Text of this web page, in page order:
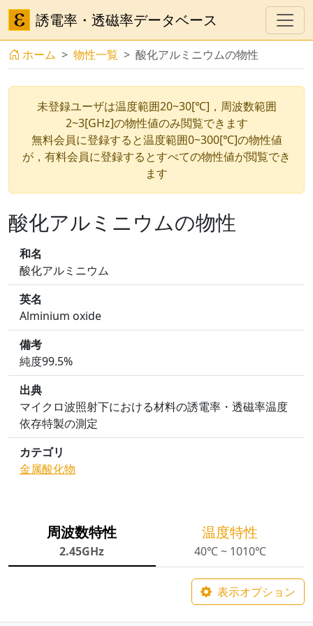
誘電率・透磁率データベース
ホーム 物性一覧 酸化アルミニウムの物性
未登録ユーザは温度範囲20~30[℃]，周波数範囲
2~3[GHz]の物性値のみ閲覧できます
無料会員に登録すると温度範囲0~300[℃]の物性値
が，有料会員に登録するとすべての物性値が閲覧でき
ます
酸化アルミニウムの物性
和名
酸化アルミニウム
英名
Alminium oxide
備考
純度99.5%
出典
マイクロ波照射下における材料の誘電率・透磁率温度
依存特製の測定
カテゴリ
金属酸化物
周波数特性
2.45GHz
温度特性
40℃ ~ 1010℃
表示オプション